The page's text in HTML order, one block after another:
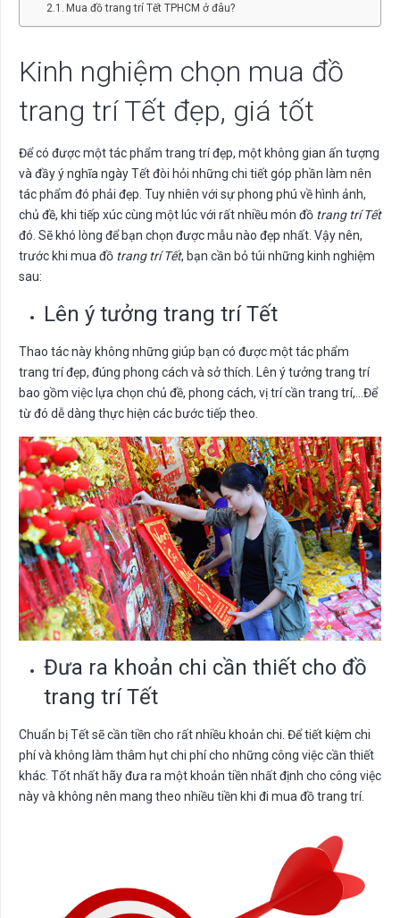
Mua đồ trang trí Tết TPHCM ở đâu?
Kinh nghiệm chọn mua đồ
trang trí Tết đẹp, giá tốt
Để có được một tác phẩm trang trí đẹp, một không gian ấn tượng
và đầy ý nghĩa ngày Tết đòi hỏi những chi tiết góp phần làm nên
tác phẩm đó phải đẹp. Tuy nhiên với sự phong phú về hình ảnh,
chủ đề, khi tiếp xúc cùng một lúc với rất nhiều món đồ trang trí Tết
đó. Sẽ khó lòng để bạn chọn được mẫu nào đẹp nhất. Vậy nên,
trước khi mua đồ trang trí Tết, bạn cần bỏ túi những kinh nghiệm
sau:
Lên ý tưởng trang trí Tết
Thao tác này không những giúp bạn có được một tác phẩm
trang trí đẹp, đúng phong cách và sở thích. Lên ý tưởng trang trí
bao gồm việc lựa chọn chủ đề, phong cách, vị trí cần trang trí,…Để
từ đó dễ dàng thực hiện các bước tiếp theo.
Đưa ra khoản chi cần thiết cho đồ
trang trí Tết
Chuẩn bị Tết sẽ cần tiền cho rất nhiều khoản chi. Để tiết kiệm chi
phí và không làm thâm hụt chi phí cho những công việc cần thiết
khác. Tốt nhất hãy đưa ra một khoản tiền nhất định cho công việc
này và không nên mang theo nhiều tiền khi đi mua đồ trang trí.